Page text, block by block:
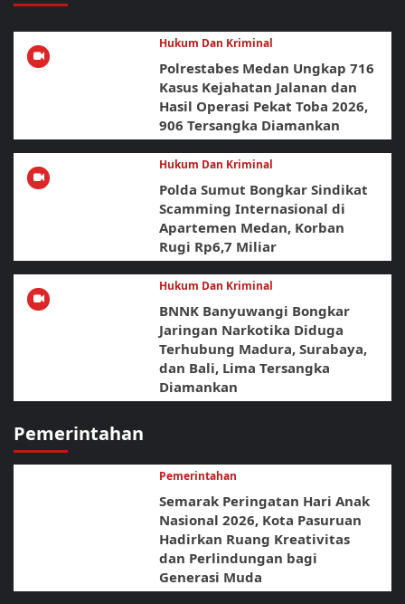
Hukum Dan Kriminal
Polrestabes Medan Ungkap 716
Kasus Kejahatan Jalanan dan
Hasil Operasi Pekat Toba 2026,
906 Tersangka Diamankan
Hukum Dan Kriminal
Polda Sumut Bongkar Sindikat
Scamming Internasional di
Apartemen Medan, Korban
Rugi Rp6,7 Miliar
Hukum Dan Kriminal
BNNK Banyuwangi Bongkar
Jaringan Narkotika Diduga
Terhubung Madura, Surabaya,
dan Bali, Lima Tersangka
Diamankan
Pemerintahan
Pemerintahan
Semarak Peringatan Hari Anak
Nasional 2026, Kota Pasuruan
Hadirkan Ruang Kreativitas
dan Perlindungan bagi
Generasi Muda